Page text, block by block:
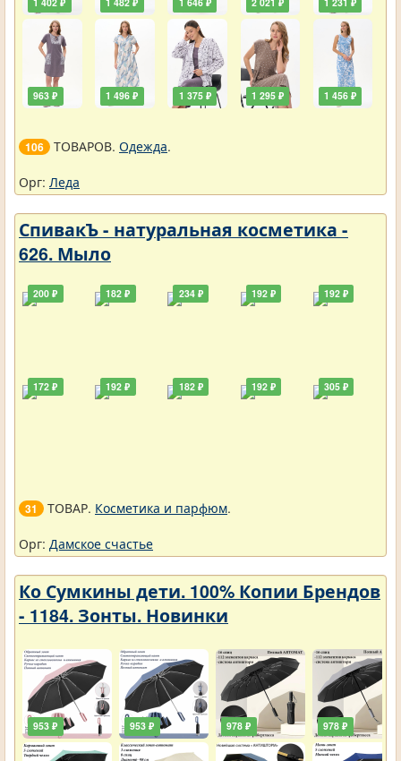
963 ₽ 1 496 ₽ 1 375 ₽ 1 295 ₽ 1 456 ₽
106 ТОВАРОВ. Одежда.
Орг: Леда
СпивакЪ - натуральная косметика -
626. Мыло
200 ₽
172 ₽
182 ₽
192 ₽
234 ₽
182 ₽
192 ₽
192 ₽
192 ₽
305 ₽
31 ТОВАР. Косметика и парфюм.
Орг: Дамское счастье
Ко Сумкины дети. 100% Копии Брендов
- 1184. Зонты. Новинки
953 ₽ 953 ₽ 978 ₽ 978 ₽